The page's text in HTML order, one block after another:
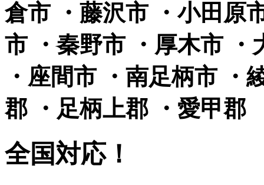
倉市 ・藤沢市 ・小田原
市 ・秦野市 ・厚木市 ・
・座間市 ・南足柄市 ・
郡 ・足柄上郡 ・愛甲郡
全国対応！